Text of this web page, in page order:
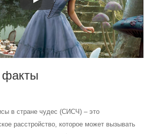
факты
в стране чудес (СИСЧ) – это
расстройство, которое может вызывать